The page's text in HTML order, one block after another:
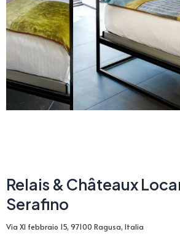
Relais & Châteaux
Serafino
Via XI febbraio 15, 97100 Ragusa, Italia